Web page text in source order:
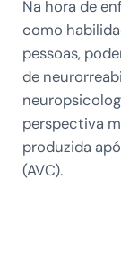
Na hora de
como
pessoas,
de
perspectiva
produzida
(AVC).